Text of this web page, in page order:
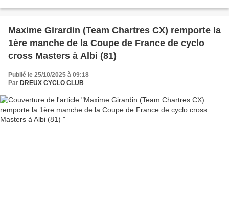
Maxime Girardin (Team Chartres CX) remporte la
1ère manche de la Coupe de France de cyclo
cross Masters à Albi (81)
Publié le 25/10/2025 à 09:18
Par DREUX CYCLO CLUB